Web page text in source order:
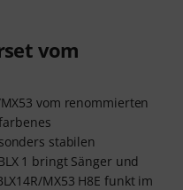
vom
vom renommierten
stabilen
1 bringt Sänger und
MX53 H8E funkt im